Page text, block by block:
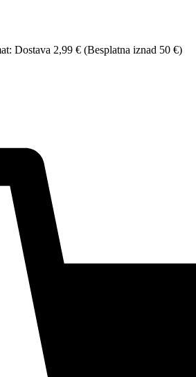
Dostava 2,99 € (Besplatna iznad 50 €)